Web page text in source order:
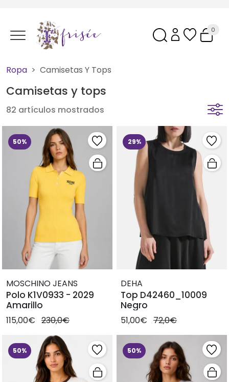
0
Ropa Camisetas Y Tops
Camisetas y tops
82 artículos mostrados
50%
MOSCHINO JEANS
Polo K1V0933 - 2029
Amarillo
115,00€ 230,0€
29%
DEHA
Top D42460_10009
Negro
51,00€ 72,0€
50% 50%